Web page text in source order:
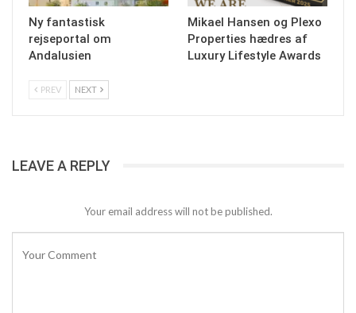
Ny fantastisk
rejseportal om
Andalusien
Mikael Hansen og Plexo
Properties hædres af
Luxury Lifestyle Awards
PREV NEXT
LEAVE A REPLY
Your email address will not be published.